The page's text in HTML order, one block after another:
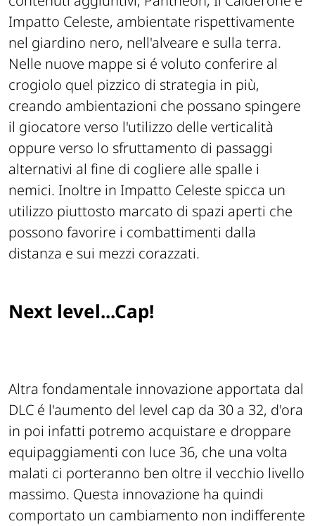
Impatto Celeste, ambientate rispettivamente
nel giardino nero, nell'alveare e sulla terra.
Nelle nuove mappe si é voluto conferire al
crogiolo quel pizzico di strategia in più,
creando ambientazioni che possano spingere
il giocatore verso l'utilizzo delle verticalità
oppure verso lo sfruttamento di passaggi
alternativi al fine di cogliere alle spalle i
nemici. Inoltre in Impatto Celeste spicca un
utilizzo piuttosto marcato di spazi aperti che
possono favorire i combattimenti dalla
distanza e sui mezzi corazzati.
Next level...Cap!
Altra fondamentale innovazione apportata dal
DLC é l'aumento del level cap da 30 a 32, d'ora
in poi infatti potremo acquistare e droppare
equipaggiamenti con luce 36, che una volta
malati ci porteranno ben oltre il vecchio livello
massimo. Questa innovazione ha quindi
comportato un cambiamento non indifferente